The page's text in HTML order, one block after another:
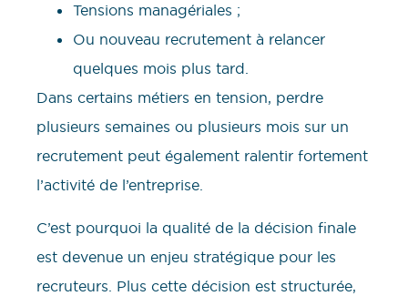
Tensions managériales ;
Ou nouveau recrutement à relancer
quelques mois plus tard.
Dans certains métiers en tension, perdre
plusieurs semaines ou plusieurs mois sur un
recrutement peut également ralentir fortement
l’activité de l’entreprise.
C’est pourquoi la qualité de la décision finale
est devenue un enjeu stratégique pour les
recruteurs. Plus cette décision est structurée,